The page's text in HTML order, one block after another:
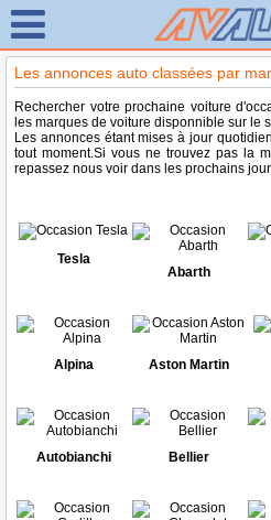
Les annonces auto classées par
Rechercher votre prochaine voiture
les marques de voiture disponnible sur le
Les annonces étant mises à jour
tout moment.Si vous ne trouvez pas la
repassez nous voir dans les prochains
Tesla
Abarth
Alpina Aston Martin
Autobianchi Bellier